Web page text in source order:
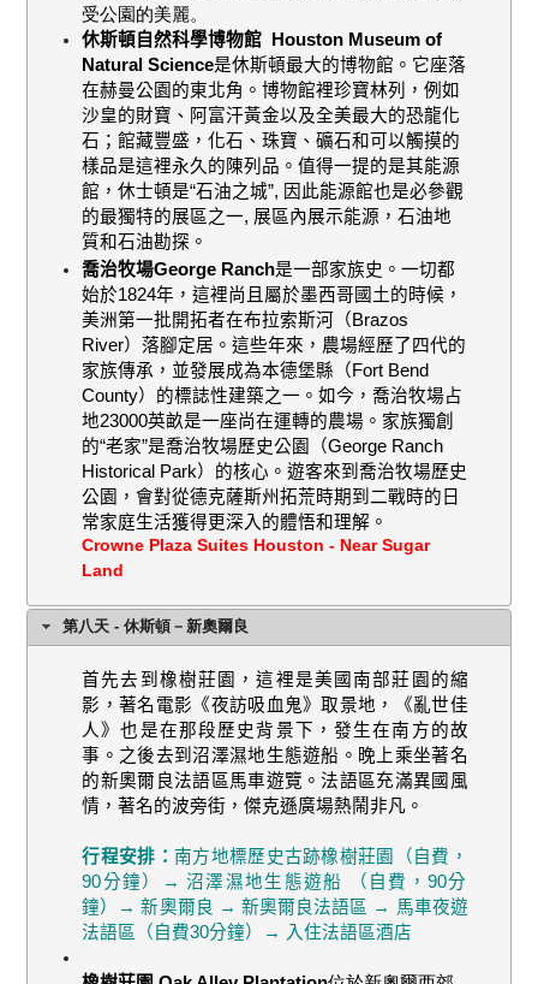
受公園的美麗。
休斯頓自然科學博物館 Houston Museum of
Natural Science是休斯頓最大的博物館。它座落
在赫曼公園的東北角。博物館裡珍寶林列，例如
沙皇的財寶、阿富汗黃金以及全美最大的恐龍化
石；館藏豐盛，化石、珠寶、礦石和可以觸摸的
樣品是這裡永久的陳列品。值得一提的是其能源
館，休士頓是“石油之城”, 因此能源館也是必參觀
的最獨特的展區之一, 展區內展示能源，石油地
質和石油勘探。
喬治牧場George Ranch是一部家族史。一切都
始於1824年，這裡尚且屬於墨西哥國土的時候，
美洲第一批開拓者在布拉索斯河（Brazos
River）落腳定居。這些年來，農場經歷了四代的
家族傳承，並發展成為本德堡縣（Fort Bend
County）的標誌性建築之一。如今，喬治牧場占
地23000英畝是一座尚在運轉的農場。家族獨創
的“老家”是喬治牧場歷史公園（George Ranch
Historical Park）的核心。遊客來到喬治牧場歷史
公園，會對從德克薩斯州拓荒時期到二戰時的日
常家庭生活獲得更深入的體悟和理解。
Crowne Plaza Suites Houston - Near Sugar
Land
第八天 - 休斯頓－新奧爾良
首先去到橡樹莊園，這裡是美國南部莊園的縮
影，著名電影《夜訪吸血鬼》取景地，《亂世佳
人》也是在那段歷史背景下，發生在南方的故
事。之後去到沼澤濕地生態遊船。晚上乘坐著名
的新奧爾良法語區馬車遊覽。法語區充滿異國風
情，著名的波旁街，傑克遜廣場熱鬧非凡。
行程安排： 南方地標歷史古跡橡樹莊園（自費，
90分鐘）→ 沼澤濕地生態遊船 （自費，90分
鐘）→ 新奧爾良 → 新奧爾良法語區 → 馬車夜遊
法語區（自費30分鐘）→ 入住法語區酒店